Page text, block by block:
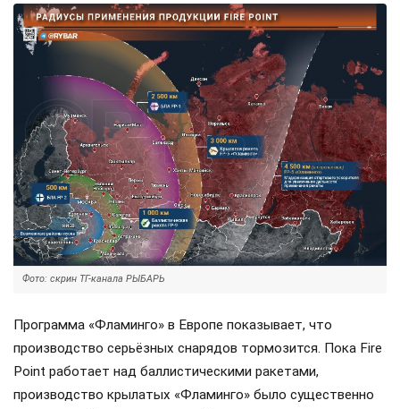
Фото: скрин ТГ-канала РЫБАРЬ
Программа «Фламинго» в Европе показывает, что
производство серьёзных снарядов тормозится. Пока Fire
Point работает над баллистическими ракетами,
производство крылатых «Фламинго» было существенно